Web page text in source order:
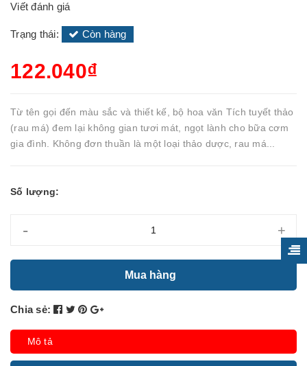
Viết đánh giá
Trạng thái: Còn hàng
122.040₫
Từ tên gọi đến màu sắc và thiết kế, bộ hoa văn Tích tuyết thảo
(rau má) đem lại không gian tươi mát, ngọt lành cho bữa cơm
gia đình. Không đơn thuần là một loại thảo dược, rau má...
Số lượng:
- +
Mua hàng
Chia sẻ:
Mô tả